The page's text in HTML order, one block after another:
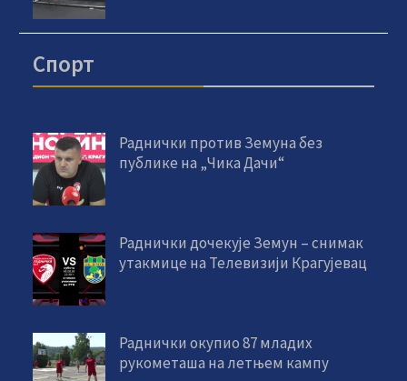
Спорт
Раднички против Земуна без
публике на „Чика Дачи“
Раднички дочекује Земун – снимак
утакмице на Телевизији Крагујевац
Раднички окупио 87 младих
рукометаша на летњем кампу